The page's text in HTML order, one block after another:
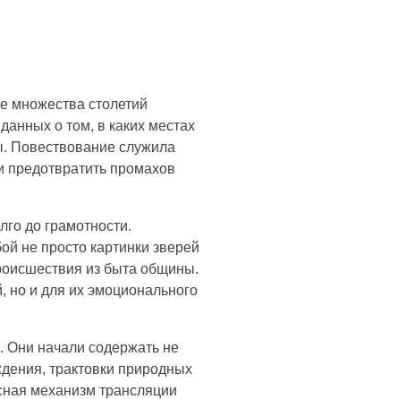
множества столетий
о том, в каких местах
Повествование служила
промахов
до грамотности.
не просто картинки зверей
из быта общины.
но и для их эмоционального
Они начали содержать не
трактовки природных
механизм трансляции